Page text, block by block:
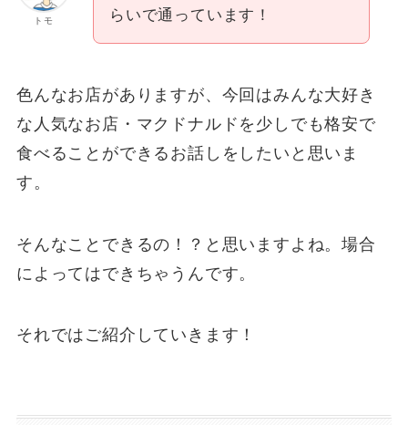
トモ
らいで通っています！
色んなお店がありますが、今回はみんな大好き
な人気なお店・マクドナルドを少しでも格安で
食べることができるお話しをしたいと思いま
す。
そんなことできるの！？と思いますよね。場合
によってはできちゃうんです。
それではご紹介していきます！